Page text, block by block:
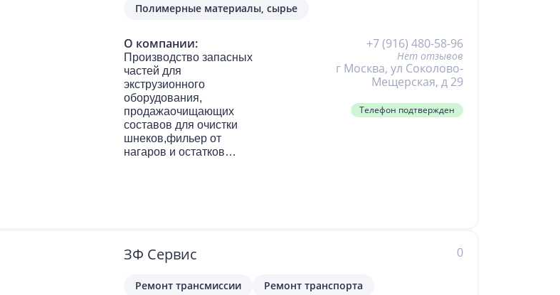
Полимерные материалы, сырье
О компании:
Производство запасных
частей для
экструзионного
оборудования,
продажаочищающих
составов для очистки
шнеков,фильер от
нагаров и остатков
+7 (916) 480-58-96
Нет отзывов
г Москва, ул Соколово-
Мещерская, д 29
Телефон подтвержден
ЗФ Сервис
Ремонт трансмиссии Ремонт транспорта
0